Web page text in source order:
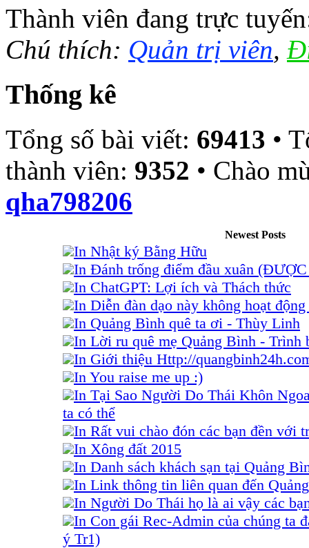
Thành viên đang trực
Chú thích: Quản trị viên,
Thống kê
Tổng số bài viết: 69413 •
thành viên: 9352 • Chào
qha798206
Newest Posts
In Nhật ký Bằng Hữu
In Đánh trống điểm đầu xuân (ĐƯỢC
In ChatGPT: Lợi ích và Thách thức
In Diễn đàn dạo này không hoạt
In Quảng Bình quê ta ơi - Thùy Linh
In Lời ru quê mẹ Quảng Bình - Trình
In Giới thiệu Http://
In You raise me up :)
In Tại Sao Người Do Thái Khôn
ta có thể
In Rất vui chào đón các bạn đền với
In Xông đất 2015
In Danh sách khách sạn tại Quảng
In Link thông tin liên quan đến
In Người Do Thái họ là ai vậy các
In Con gái Rec-Admin của chúng ta
ý Tr1)